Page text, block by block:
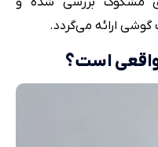
گوشی ارائه می‌گردد.
است؟